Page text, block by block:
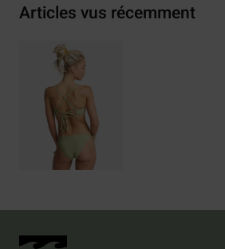
Articles vus récemment